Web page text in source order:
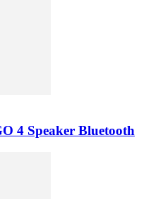
4 Speaker Bluetooth